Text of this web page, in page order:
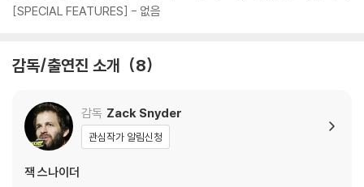
환/반품이 제한될 수 있습니다.
1) 기기 문제로 인해 발생하는 재생 불량 현상에 대해서는 반품/교환이 불
것을 권유해 드립니다.
2) 정전기와 먼지로 인해 재생이 원활하지 않은 경우가 있습니다. 디스크
를 마른 천으로 닦으시거나, DVD 클리너 등 전용 제품을 이용하면 대부분
해결됩니다.
[SPECIAL FEATURES] - 없음
감독/출연진 소개 8
감독 Zack Snyder
관심작가 알림신청
잭 스나이더